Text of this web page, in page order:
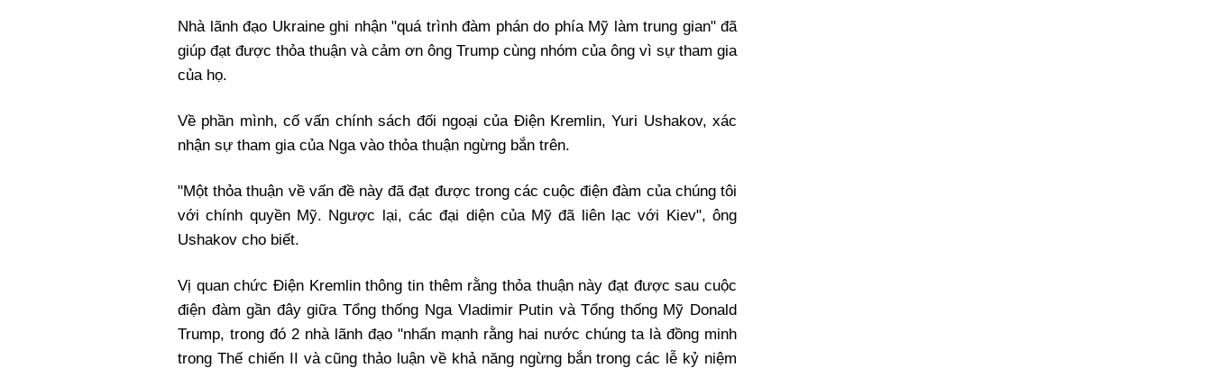
Nhà lãnh đạo Ukraine ghi nhận "quá trình đàm phán do phía Mỹ làm trung gian" đã
giúp đạt được thỏa thuận và cảm ơn ông Trump cùng nhóm của ông vì sự tham gia
của họ.
Về phần mình, cố vấn chính sách đối ngoại của Điện Kremlin, Yuri Ushakov, xác
nhận sự tham gia của Nga vào thỏa thuận ngừng bắn trên.
"Một thỏa thuận về vấn đề này đã đạt được trong các cuộc điện đàm của chúng tôi
với chính quyền Mỹ. Ngược lại, các đại diện của Mỹ đã liên lạc với Kiev", ông
Ushakov cho biết.
Vị quan chức Điện Kremlin thông tin thêm rằng thỏa thuận này đạt được sau cuộc
điện đàm gần đây giữa Tổng thống Nga Vladimir Putin và Tổng thống Mỹ Donald
Trump, trong đó 2 nhà lãnh đạo "nhấn mạnh rằng hai nước chúng ta là đồng minh
trong Thế chiến II và cũng thảo luận về khả năng ngừng bắn trong các lễ kỷ niệm